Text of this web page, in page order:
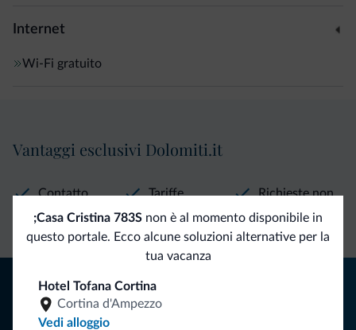
Internet
Wi-Fi gratuito
;Casa Cristina 783S non è al momento disponibile in
questo portale. Ecco alcune soluzioni alternative per la
tua vacanza
Hotel Tofana Cortina
Cortina d'Ampezzo
Vedi alloggio
Vantaggi esclusivi Dolomiti.it
Contatto
diretto
Tariffe
vantaggiose
Richieste non
vincolanti
Consigli dalle Dolomiti
Riceverai informazioni, offerte esclusive e news per la tua